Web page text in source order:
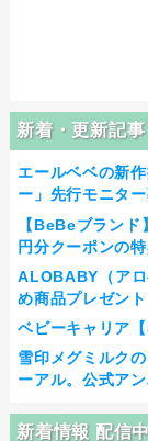
新着・更新記事
エールベベの新
ー」先行モニタ
【BeBeブラン
円分クーポンの
ALOBABY（ア
め商品プレゼン
ベビーキャリア
雪印メグミルク
ーアル。公式ア
新着情報 配信中